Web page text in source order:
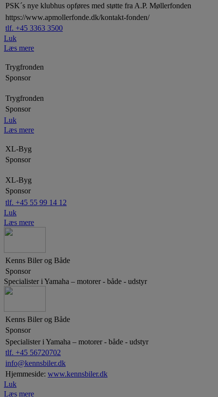
PSK´s nye klubhus opføres med støtte fra A.P. Møllerfonden
https://www.apmollerfonde.dk/kontakt-fonden/
tlf. +45 3363 3500
Luk
Læs mere
Trygfronden
Sponsor
Trygfronden
Sponsor
Luk
Læs mere
XL-Byg
Sponsor
XL-Byg
Sponsor
tlf. +45 55 99 14 12
Luk
Læs mere
Kenns Biler og Både
Sponsor
Specialister i Yamaha – motorer - både - udstyr
Kenns Biler og Både
Sponsor
Specialister i Yamaha – motorer - både - udstyr
tlf. +45 56720702
info@kennsbiler.dk
Hjemmeside: www.kennsbiler.dk
Luk
Læs mere